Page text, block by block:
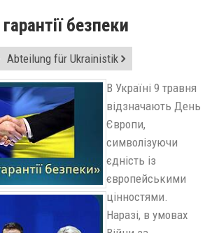
безпеки
Abteilung für Ukrainistik
В Україні 9 травня
відзначають День
Європи,
символізуючи
єдність із
європейськими
цінностями.
Наразі, в умовах